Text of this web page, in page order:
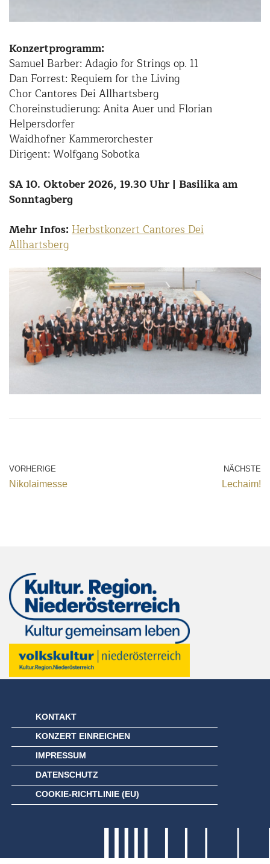
Konzertprogramm:
Samuel Barber: Adagio for Strings op. 11
Dan Forrest: Requiem for the Living
Chor Cantores Dei Allhartsberg
Choreinstudierung: Anita Auer und Florian
Helpersdorfer
Waidhofner Kammerorchester
Dirigent: Wolfgang Sobotka
SA 10. Oktober 2026, 19.30 Uhr | Basilika am
Sonntagberg
Mehr Infos:Herbstkonzert Cantores Dei
Allhartsberg
VORHERIGE
Nikolaimesse
NÄCHSTE
Lechaim!
KONTAKT
KONZERT EINREICHEN
IMPRESSUM
DATENSCHUTZ
COOKIE-RICHTLINIE (EU)